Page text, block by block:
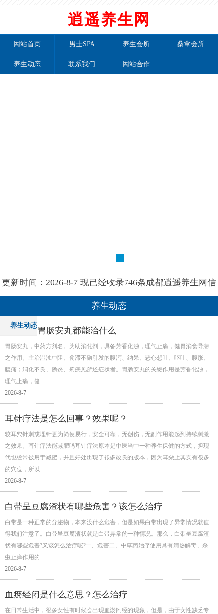
逍遥养生网
网站首页 男士SPA 养生会所 桑拿会所
养生动态 联系我们 网站合作
更新时间：2026-8-7 现已经收录746条成都逍遥养生网信
息
养生动态
养生动态
胃肠安丸都能治什么
胃肠安丸，中药方剂名。为助消化剂，具备芳香化浊，理气止痛，健胃消食导滞
之作用。主冶湿浊中阻、食滞不融引发的腹泻、纳呆、恶心想吐、呕吐、腹胀、
腹痛；消化不良、肠炎、痢疾见所述症状者。胃肠安丸的关键作用是芳香化浊，
理气止痛，健…
2026-8-7
耳针疗法是怎么回事？效果呢？
较耳穴针刺或埋针更为简便易行，安全可靠，无创伤，无副作用能起到持续刺激
之效果。耳针疗法能减肥吗耳针疗法原本是中医当中一种养生保健的方式，担现
代也经常被用于减肥，并且好处出现了很多改良的版本，因为耳朵上其实有很多
的穴位，所以…
2026-8-7
白带呈豆腐渣状有哪些危害？该怎么治疗
白带是一种正常的分泌物，本来没什么危害，但是如果白带出现了异常情况就值
得我们注意了。白带呈豆腐渣状就是白带异常的一种情况。那么，白带呈豆腐渣
状有哪些危害?又该怎么治疗呢?一、危害二、中草药治疗使用具有清热解毒、杀
虫止痒作用的…
2026-8-7
血瘀经闭是什么意思？怎么治疗
在日常生活中，很多女性有时候会出现血淤闭经的现象，但是，由于女性缺乏专